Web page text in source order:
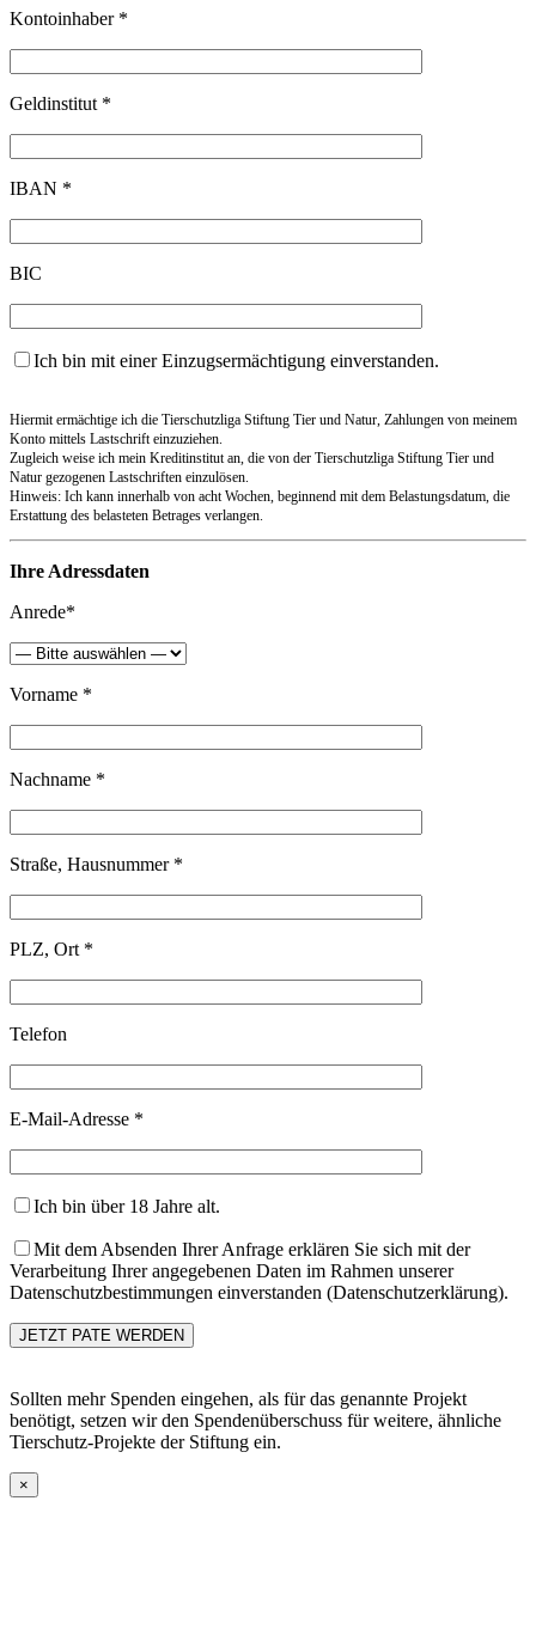
Kontoinhaber *
Geldinstitut *
IBAN *
BIC
Ich bin mit einer Einzugsermächtigung einverstanden.
Hiermit ermächtige ich die Tierschutzliga Stiftung Tier und Natur, Zahlungen von meinem
Konto mittels Lastschrift einzuziehen.
Zugleich weise ich mein Kreditinstitut an, die von der Tierschutzliga Stiftung Tier und
Natur gezogenen Lastschriften einzulösen.
Hinweis: Ich kann innerhalb von acht Wochen, beginnend mit dem Belastungsdatum, die
Erstattung des belasteten Betrages verlangen.
Ihre Adressdaten
Anrede*
Vorname *
Nachname *
Straße, Hausnummer *
PLZ, Ort *
Telefon
E-Mail-Adresse *
Ich bin über 18 Jahre alt.
Mit dem Absenden Ihrer Anfrage erklären Sie sich mit der
Verarbeitung Ihrer angegebenen Daten im Rahmen unserer
Datenschutzbestimmungen einverstanden (Datenschutzerklärung).
Sollten mehr Spenden eingehen, als für das genannte Projekt
benötigt, setzen wir den Spendenüberschuss für weitere, ähnliche
Tierschutz-Projekte der Stiftung ein.
×